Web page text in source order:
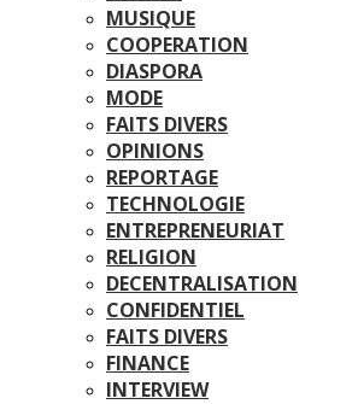
MUSIQUE
COOPERATION
DIASPORA
MODE
FAITS DIVERS
OPINIONS
REPORTAGE
TECHNOLOGIE
ENTREPRENEURIAT
RELIGION
DECENTRALISATION
CONFIDENTIEL
FAITS DIVERS
FINANCE
INTERVIEW